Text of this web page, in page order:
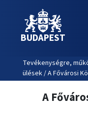
BUDAPEST
Tevékenységre,
ülések / A Fővárosi
A